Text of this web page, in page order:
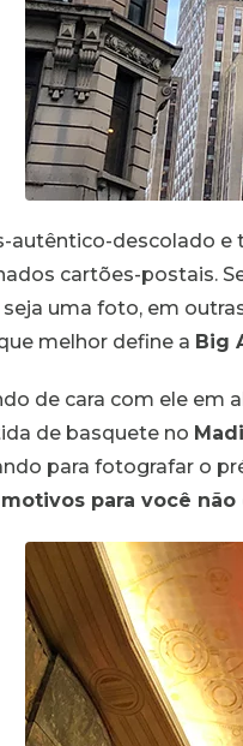
descolado
cartões-postais.
uma foto, em
melhor define a Big
de cara com ele em
de basquete no
para fotografar o
motivos para você